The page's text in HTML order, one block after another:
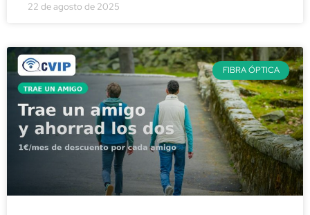
22 de agosto de 2025
FIBRA ÓPTICA